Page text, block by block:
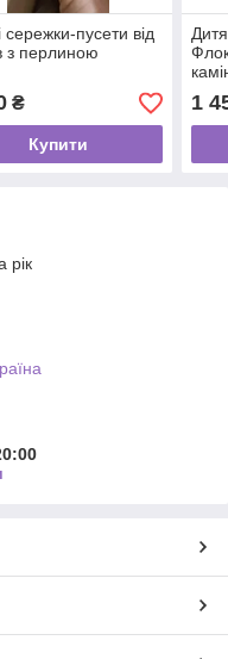
сережки-пусети від
з перлиною
₴
Купити
1
рік